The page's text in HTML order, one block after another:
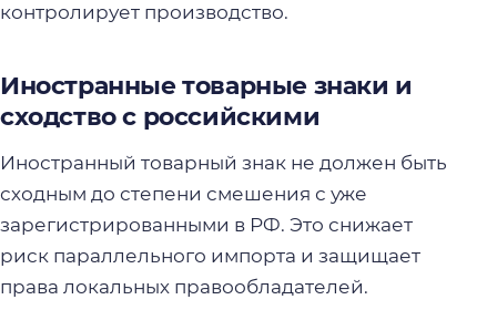
контролирует производство.
Иностранные товарные знаки и
сходство с российскими
Иностранный товарный знак не должен быть
сходным до степени смешения с уже
зарегистрированными в РФ. Это снижает
риск параллельного импорта и защищает
права локальных правообладателей.